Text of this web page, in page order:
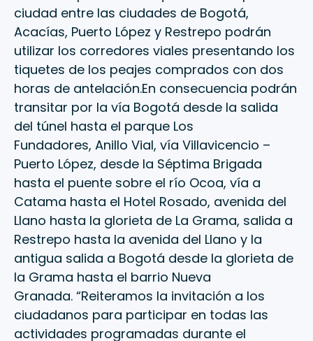
ciudad entre las ciudades de Bogotá,
Acacías, Puerto López y Restrepo podrán
utilizar los corredores viales presentando los
tiquetes de los peajes comprados con dos
horas de antelación.En consecuencia podrán
transitar por la vía Bogotá desde la salida
del túnel hasta el parque Los
Fundadores, Anillo Vial, vía Villavicencio –
Puerto López, desde la Séptima Brigada
hasta el puente sobre el río Ocoa, vía a
Catama hasta el Hotel Rosado, avenida del
Llano hasta la glorieta de La Grama, salida a
Restrepo hasta la avenida del Llano y la
antigua salida a Bogotá desde la glorieta de
la Grama hasta el barrio Nueva
Granada. “Reiteramos la invitación a los
ciudadanos para participar en todas las
actividades programadas durante el